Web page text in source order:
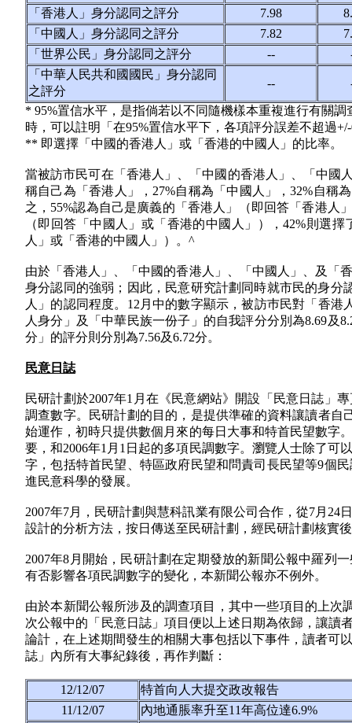
「香港人」身分認同之評分 7.98
「中國人」身分認同之評分
7.82
「世界公民」身分認同之評分
--
「中華人民共和國國民」身分認同
之評分
--
* 95%置信水平，是指倘若以不同隨機樣本重複進行有關
時，可以註明「在95%置信水平下，各項評分誤差不超過
** 即選擇「中國的香港人」或「香港的中國人」的比率。
當被訪市民可在「香港人」、「中國的香港人」、「中國
稱自己為「香港人」，27%自稱為「中國人」，32%自稱
之，55%認為自己是廣義的「香港人」（即回答「香港人
（即回答「中國人」或「香港的中國人」），42%則選
人」或「香港的中國人」）。^
由於「香港人」、「中國的香港人」、「中國人」、及「
身分認同的強弱；因此，民意研究計劃同時就市民的身分
人」的認同程度。12月中的數字顯示，被訪巿民對「香
人身分」及「中華民族一份子」的自我評分分別為8.69及
分」的評分則分別為7.56及6.72分。
民意日誌
民研計劃於2007年1月在《民意網站》開設「民意日誌」
調查數字。民研計劃的目的，是提供準確的資料讓讀者自
始運作，初時只提供數個月來的每日大事和特首民望數字
要，和2006年1月1日起的多項民調數字。瀏覽人士除了
字，包括特首民望、特區政府民望和問責司長民望等9個
進民意科學的發展。
2007年7月，民研計劃與慧科訊業有限公司合作，從7月
設計的分析方法，按日傳送至民研計劃，經民研計劃核實
2007年8月開始，民研計劃在定期發放的新聞公報中羅列
有否影響各項民調數字的變化，本新聞公報亦不例外。
由於本新聞公報所涉及的調查項目，其中一些項目的上次
次公報中的「民意日誌」項目便以上述日期為依歸，讓讀
論計，在上述期間發生的相關大事包括以下事件，讀者可
誌」內所有大事紀錄後，再作判斷：
12/12/07
特首向人大提交政改報告
11/12/07
內地通脹率升至11年高位達6.9%